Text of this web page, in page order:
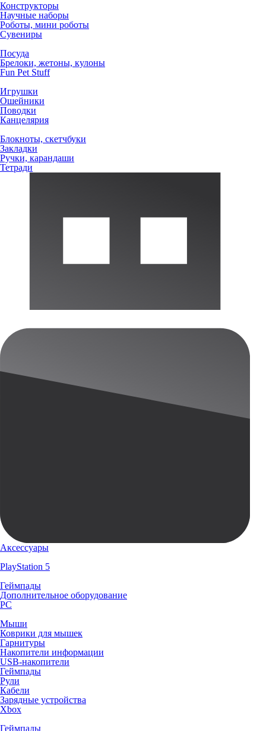
Конструкторы
Научные наборы
Роботы, мини роботы
Сувениры
Посуда
Брелоки, жетоны, кулоны
Fun Pet Stuff
Игрушки
Ошейники
Поводки
Канцелярия
Блокноты, скетчбуки
Закладки
Ручки, карандаши
Тетради
Аксессуары
PlayStation 5
Геймпады
Дополнительное оборудование
PC
Мыши
Коврики для мышек
Гарнитуры
Накопители информации
USB-накопители
Геймпады
Рули
Кабели
Зарядные устройства
Xbox
Геймпады